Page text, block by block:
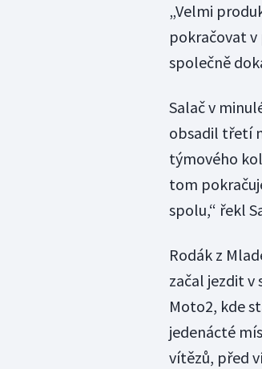
„Velmi
pokračovat v
společně
Salač v
obsadil třetí
týmového
tom
spolu,“ řekl
Rodák z
začal jezdit v
Moto2, kde
jedenácté
vítězů, před